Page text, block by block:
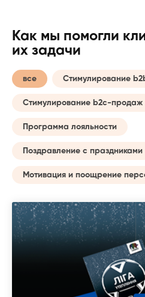
Как мы помогли
их задачи
все Стимулирование
Стимулирование b2c-продаж
Программа лояльности
Поздравление с праздниками
Мотивация и поощрение